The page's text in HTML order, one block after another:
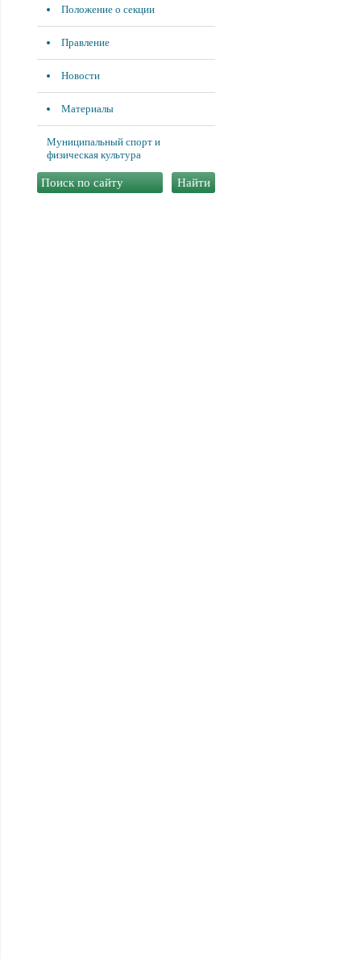
Положение о секции
Правление
Новости
Материалы
Муниципальный спорт и
физическая культура